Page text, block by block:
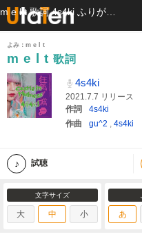
よみ：m e l t
m e l t 歌詞
4s4ki
2021.7.7 リリース
作詞
4s4ki
作曲
gu^2 , 4s4ki
試聴
文字サイズ
大 中 小 あ